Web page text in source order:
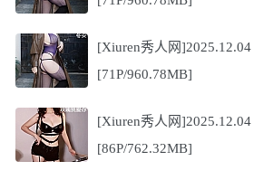
[Xiuren秀人网]2025.12.04
[71P/960.78MB]
[Xiuren秀人网
[86P/762.32MB]